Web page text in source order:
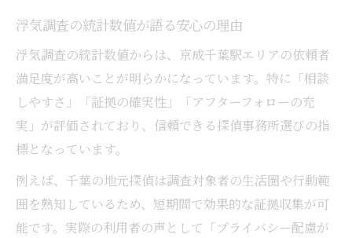
浮気調査の統計数値が語る安心の理由
浮気調査の統計数値からは、京成千葉駅エリアの依頼者
満足度が高いことが明らかになっています。特に「相談
しやすさ」「証拠の確実性」「アフターフォローの充
実」が評価されており、信頼できる探偵事務所選びの指
標となっています。
例えば、千葉の地元探偵は調査対象者の生活圏や行動範
囲を熟知しているため、短期間で効果的な証拠収集が可
能です。実際の利用者の声として「プライバシー配慮が